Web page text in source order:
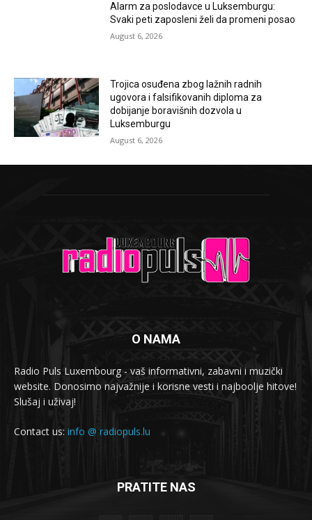
Alarm za poslodavce u Luksemburgu:
Svaki peti zaposleni želi da promeni posao
August 6, 2026
Trojica osuđena zbog lažnih radnih
ugovora i falsifikovanih diploma za
dobijanje boravišnih dozvola u
Luksemburgu
August 6, 2026
O NAMA
Radio Puls Luxembourg - vaš informativni, zabavni i muzički
website. Donosimo najvažnije i korisne vesti i najboolje hitove!
Slušaj i uživaj!
Contact us: info @ radiopuls.lu
PRATITE NAS